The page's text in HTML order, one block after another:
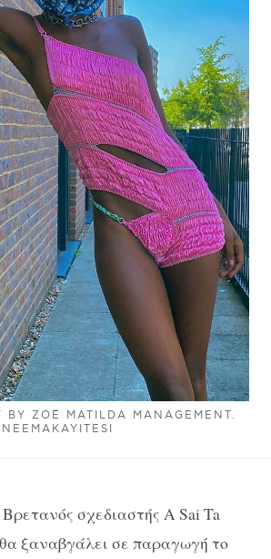
BY ZOË MATILDA MANAGEMENT.
σχεδιαστής A Sai Ta
ξαναβγάλει σε παραγωγή το